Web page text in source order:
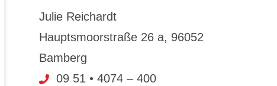
Julie Reichardt
Hauptsmoorstraße 26 a, 96052
Bamberg
09 51 • 4074 – 400